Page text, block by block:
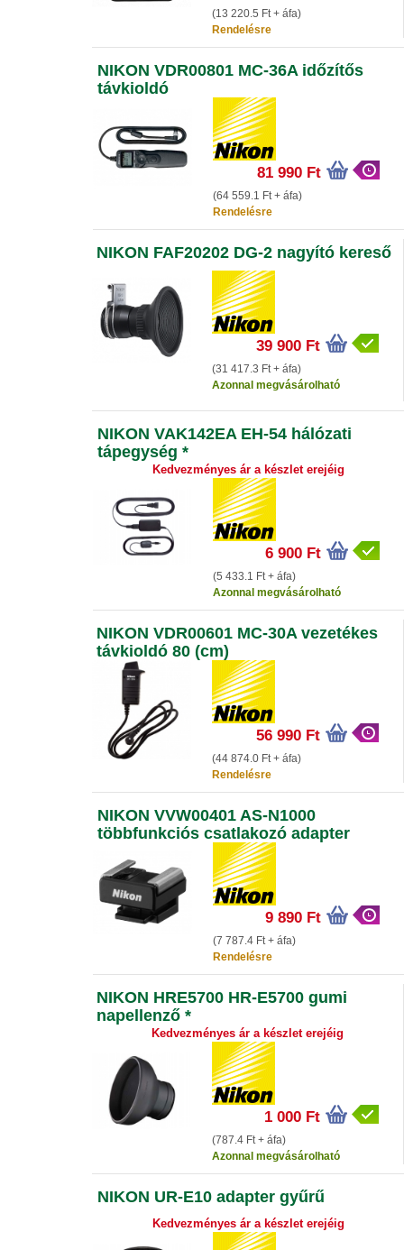
(13 220.5 Ft + áfa)
Rendelésre
NIKON VDR00801 MC-36A időzítős
távkioldó
81 990 Ft
(64 559.1 Ft + áfa)
Rendelésre
NIKON FAF20202 DG-2 nagyító kereső
39 900 Ft
(31 417.3 Ft + áfa)
Azonnal megvásárolható
NIKON VAK142EA EH-54 hálózati
tápegység *
Kedvezményes ár a készlet erejéig
6 900 Ft
(5 433.1 Ft + áfa)
Azonnal megvásárolható
NIKON VDR00601 MC-30A vezetékes
távkioldó 80 (cm)
56 990 Ft
(44 874.0 Ft + áfa)
Rendelésre
NIKON VVW00401 AS-N1000
többfunkciós csatlakozó adapter
9 890 Ft
(7 787.4 Ft + áfa)
Rendelésre
NIKON HRE5700 HR-E5700 gumi
napellenző *
Kedvezményes ár a készlet erejéig
1 000 Ft
(787.4 Ft + áfa)
Azonnal megvásárolható
NIKON UR-E10 adapter gyűrű
Kedvezményes ár a készlet erejéig